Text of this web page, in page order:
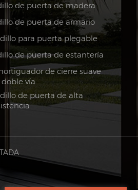
de puerta de madera
de puerta de armario
para puerta plegable
de puerta de estantería
de cierre suave
vía
de puerta de alta